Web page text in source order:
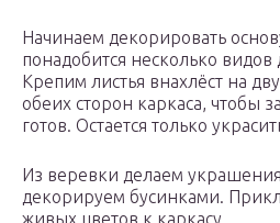
Начинаем декорировать
понадобится несколько
Крепим листья внахлёст на
обеих сторон каркаса, чтобы
готов. Остается только
Из веревки делаем
декорируем бусинками.
живых цветов к каркасу.